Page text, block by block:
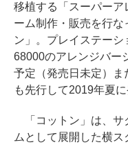
移植する「スーパー
ーム制作・販売を行な
ン」。プレイステー
68000のアレンジバー
予定（発売日未定）ま
も先行して2019年夏に
「コットン」は、サ
ムとして展開した横ス